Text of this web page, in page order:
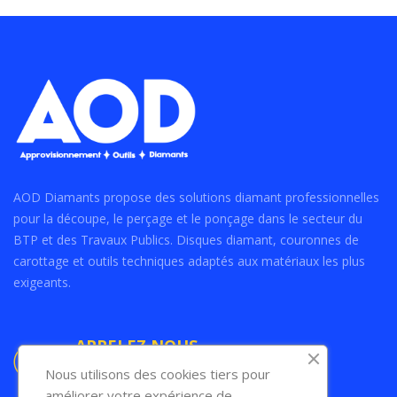
AOD Diamants propose des solutions diamant professionnelles
pour la découpe, le perçage et le ponçage dans le secteur du
BTP et des Travaux Publics. Disques diamant, couronnes de
carottage et outils techniques adaptés aux matériaux les plus
exigeants.
APPELEZ NOUS
06.26.30.41.72
Nous utilisons des cookies tiers pour